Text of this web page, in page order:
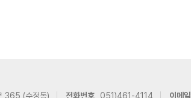
365 (수정동) 전화번호 051)461-4114 이메일